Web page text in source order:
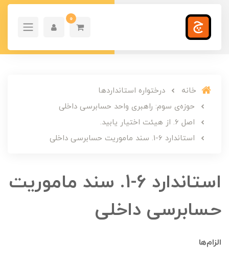
0
خانه
درختواره استانداردها
حوزه‌ی سوم: راهبری واحد حسابرسی داخلی
اصل 6. از هیئت اختیار یابید.
استاندارد 6-1. سند ماموریت حسابرسی داخلی
استاندارد 6-1. سند ماموریت
حسابرسی داخلی
الزام‌ها